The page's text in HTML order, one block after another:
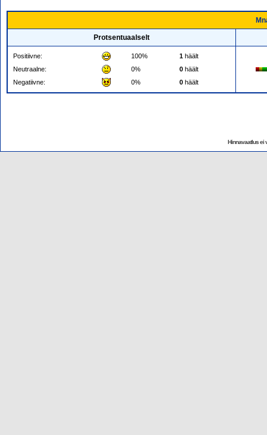
Protsentuaalselt
Positiivne: 100% 1 häält
Neutraalne:
0% 0 häält
Negatiivne:
0% 0 häält
Hinnavaatlus ei